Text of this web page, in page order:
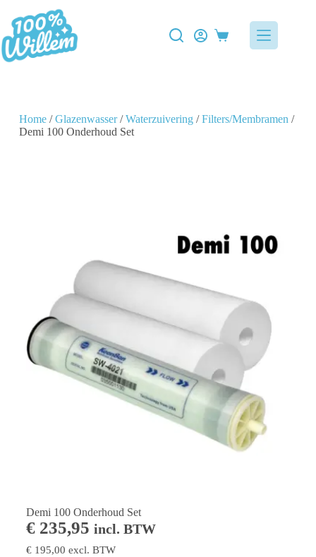
Home/Glazenwasser/Waterzuivering/Filters/Membramen /
Demi 100 Onderhoud Set
Demi 100 Onderhoud Set
€235,95 incl. BTW
€195,00 excl. BTW